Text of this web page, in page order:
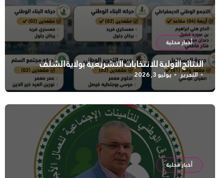
أخبار محلية
النتائج الأولية للانتخابات التشريعية بولاية الشلف
التحرير يوليو 3, 2026
أخبار محلية